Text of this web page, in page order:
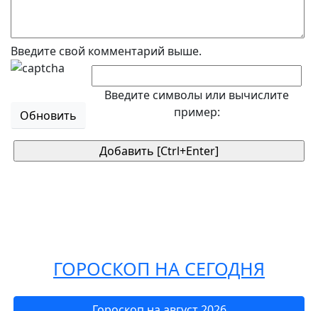
Введите свой комментарий выше.
Обновить
Введите символы или вычислите
пример:
ГОРОСКОП НА СЕГОДНЯ